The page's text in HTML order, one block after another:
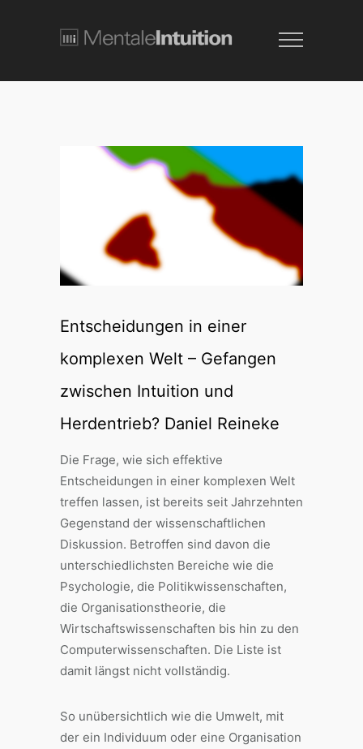
Entscheidungen in einer
komplexen Welt – Gefangen
zwischen Intuition und
Herdentrieb? Daniel Reineke
Die Frage, wie sich effektive
Entscheidungen in einer komplexen Welt
treffen lassen, ist bereits seit Jahrzehnten
Gegenstand der wissenschaftlichen
Diskussion. Betroffen sind davon die
unterschiedlichsten Bereiche wie die
Psychologie, die Politikwissenschaften,
die Organisationstheorie, die
Wirtschaftswissenschaften bis hin zu den
Computerwissenschaften. Die Liste ist
damit längst nicht vollständig.
So unübersichtlich wie die Umwelt, mit
der ein Individuum oder eine Organisation